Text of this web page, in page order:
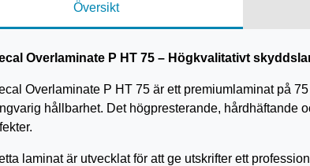
Översikt
Overlaminate P HT 75 – Högkvalitativt
Overlaminate P HT 75 är ett premiumlaminat på
hållbarhet. Det högpresterande, hårdhäftande
laminat är utvecklat för att ge utskrifter ett